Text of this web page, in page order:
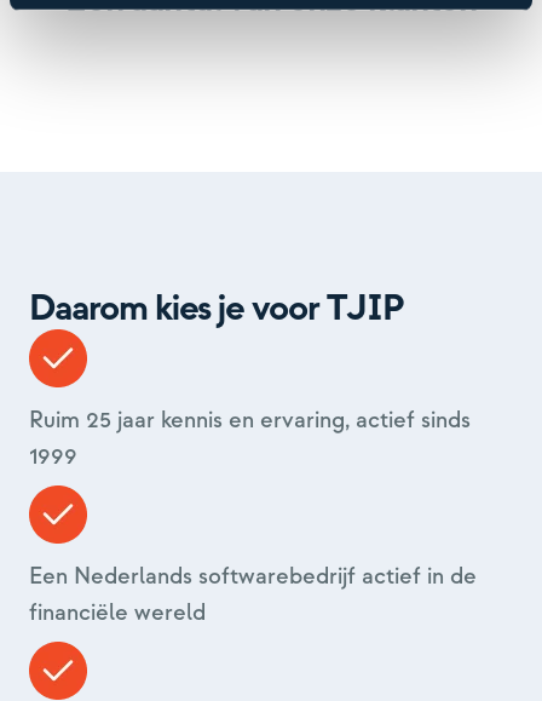
Daarom kies je voor TJIP
Ruim 25 jaar kennis en ervaring, actief sinds
1999
Een Nederlands softwarebedrijf actief in de
financiële wereld